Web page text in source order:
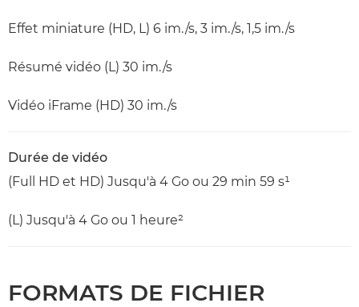
Effet miniature (HD, L) 6 im./s, 3 im./s, 1,5 im./s
Résumé vidéo (L) 30 im./s
Vidéo iFrame (HD) 30 im./s
Durée de vidéo
(Full HD et HD) Jusqu'à 4 Go ou 29 min 59 s¹
(L) Jusqu'à 4 Go ou 1 heure²
FORMATS DE FICHIER